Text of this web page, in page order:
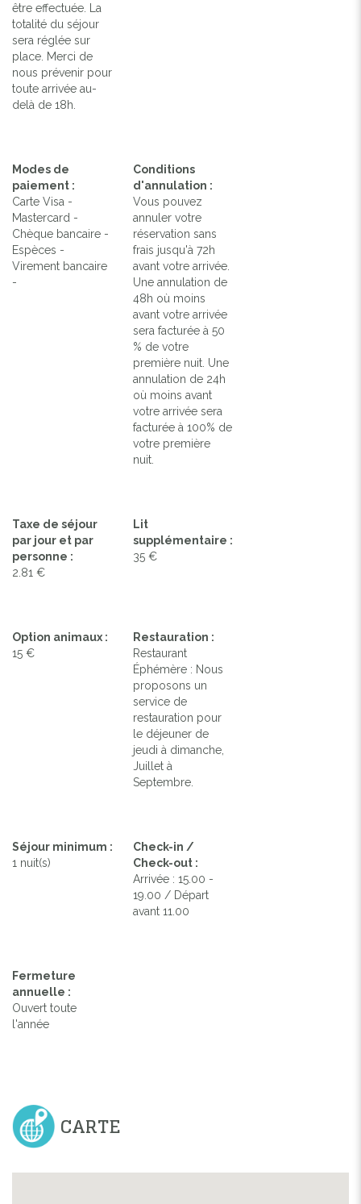
être effectuée. La
totalité du séjour
sera réglée sur
place. Merci de
nous prévenir pour
toute arrivée au-
delà de 18h.
Modes de
paiement :
Carte Visa -
Mastercard -
Chèque bancaire -
Espèces -
Virement bancaire
-
Conditions
d'annulation :
Vous pouvez
annuler votre
réservation sans
frais jusqu'à 72h
avant votre arrivée.
Une annulation de
48h où moins
avant votre arrivée
sera facturée à 50
% de votre
première nuit. Une
annulation de 24h
où moins avant
votre arrivée sera
facturée à 100% de
votre première
nuit.
Taxe de séjour
par jour et par
personne :
2.81 €
Lit
supplémentaire :
35 €
Option animaux :
15 €
Restauration :
Restaurant
Éphémère : Nous
proposons un
service de
restauration pour
le déjeuner de
jeudi à dimanche,
Juillet à
Septembre.
Séjour minimum :
1 nuit(s)
Check-in /
Check-out :
Arrivée : 15.00 -
19.00 / Départ
avant 11.00
Fermeture
annuelle :
Ouvert toute
l'année
CARTE